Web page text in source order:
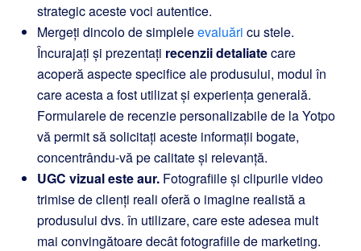
strategic aceste voci autentice.
Mergeți dincolo de simpleleevaluări cu stele.
Încurajați și prezentați recenzii detaliatecare
acoperă aspecte specifice ale produsului, modul în
care acesta a fost utilizat și experiența generală.
Formularele de recenzie personalizabile de la Yotpo
vă permit să solicitați aceste informații bogate,
concentrându-vă pe calitate și relevanță.
UGC vizual este aur. Fotografiile și clipurile video
trimise de clienți reali oferă o imagine realistă a
produsului dvs. în utilizare, care este adesea mult
mai convingătoare decât fotografiile de marketing.